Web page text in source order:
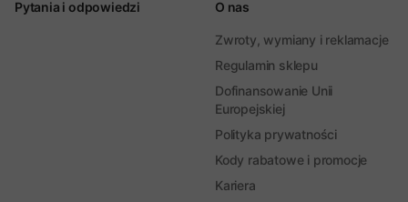
Pytania i odpowiedzi O nas
Zwroty, wymiany i reklamacje
Regulamin sklepu
Dofinansowanie Unii
Europejskiej
Polityka prywatności
Kody rabatowe i promocje
Kariera